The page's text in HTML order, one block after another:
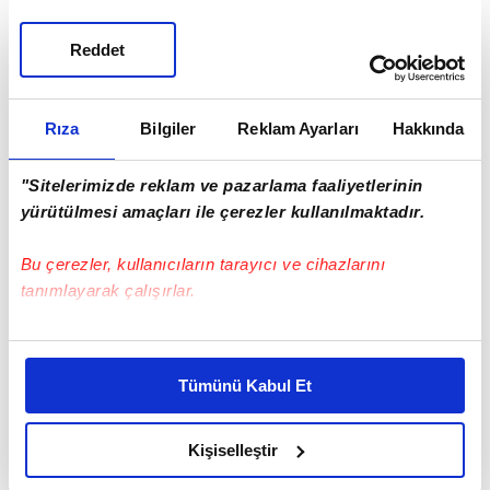
Rıza Bilgiler Reklam Ayarları Hakkında
"Sitelerimizde reklam ve pazarlama faaliyetlerinin
yürütülmesi amaçları ile çerezler kullanılmaktadır.
Bu çerezler, kullanıcıların tarayıcı ve cihazlarını
tanımlayarak çalışırlar.
Bu çerezlere izin vermeniz halinde sizlere özel
daha iyi reklam deneyimi yaşatabiliriz. Bunu yaparken
amacımızın size daha iyi bir reklam deneyimi sunmak
olduğunu ve sizlere en iyi içerikleri sunabilmek adına
elimizden gelen çabayı gösterdiğimizi ve bu noktada,
Tümünü Kabul Et
Kişiselleştir
Reddet